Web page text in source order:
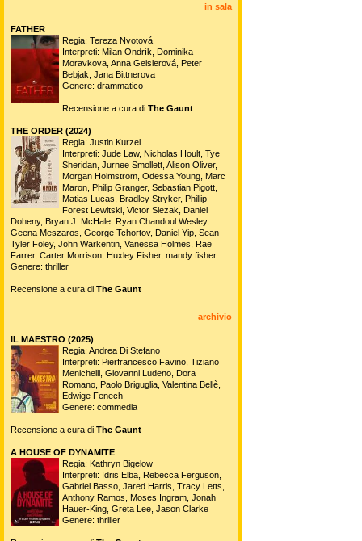
in sala
FATHER
Regia: Tereza Nvotová
Interpreti: Milan Ondrík, Dominika
Moravkova, Anna Geislerová, Peter
Bebjak, Jana Bittnerova
Genere: drammatico
Recensione a cura di The Gaunt
THE ORDER (2024)
Regia: Justin Kurzel
Interpreti: Jude Law, Nicholas Hoult, Tye
Sheridan, Jurnee Smollett, Alison Oliver,
Morgan Holmstrom, Odessa Young, Marc
Maron, Philip Granger, Sebastian Pigott,
Matias Lucas, Bradley Stryker, Phillip
Forest Lewitski, Victor Slezak, Daniel
Doheny, Bryan J. McHale, Ryan Chandoul Wesley,
Geena Meszaros, George Tchortov, Daniel Yip, Sean
Tyler Foley, John Warkentin, Vanessa Holmes, Rae
Farrer, Carter Morrison, Huxley Fisher, mandy fisher
Genere: thriller
Recensione a cura di The Gaunt
archivio
IL MAESTRO (2025)
Regia: Andrea Di Stefano
Interpreti: Pierfrancesco Favino, Tiziano
Menichelli, Giovanni Ludeno, Dora
Romano, Paolo Briguglia, Valentina Bellè,
Edwige Fenech
Genere: commedia
Recensione a cura di The Gaunt
A HOUSE OF DYNAMITE
Regia: Kathryn Bigelow
Interpreti: Idris Elba, Rebecca Ferguson,
Gabriel Basso, Jared Harris, Tracy Letts,
Anthony Ramos, Moses Ingram, Jonah
Hauer-King, Greta Lee, Jason Clarke
Genere: thriller